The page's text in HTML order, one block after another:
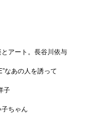
アート。長谷川依与
なあの人を誘って
子
ちゃん